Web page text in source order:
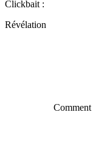
Clickbait :
Révélation
Comment